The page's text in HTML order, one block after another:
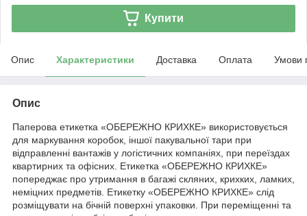
Купити
Опис Характеристики Доставка Оплата Умови
Опис
Паперова етикетка «ОБЕРЕЖНО КРИХКЕ» використовується
для маркування коробок, іншої пакувальної тари при
відправленні вантажів у логістичних компаніях, при переїздах
квартирних та офісних. Етикетка «ОБЕРЕЖНО КРИХКЕ»
попереджає про утримання в багажі скляних, крихких, ламких,
неміцних предметів. Етикетку «ОБЕРЕЖНО КРИХКЕ» слід
розміщувати на бічній поверхні упаковки. При переміщенні та